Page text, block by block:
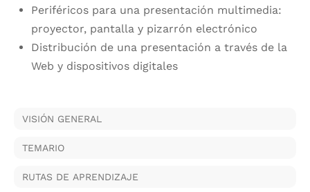
Periféricos para una presentación multimedia:
proyector, pantalla y pizarrón electrónico
Distribución de una presentación a través de la
Web y dispositivos digitales
VISIÓN GENERAL
TEMARIO
RUTAS DE APRENDIZAJE